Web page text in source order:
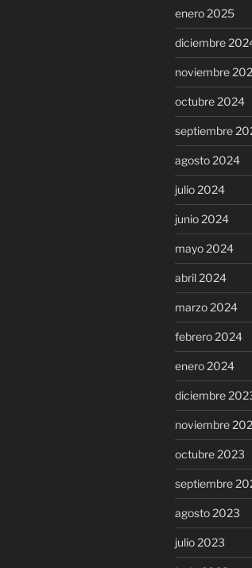
enero 2025
diciembre
noviembre
octubre 2024
septiembre
agosto 2024
julio 2024
junio 2024
mayo 2024
abril 2024
marzo 2024
febrero 2024
enero 2024
diciembre
noviembre
octubre 2023
septiembre
agosto 2023
julio 2023